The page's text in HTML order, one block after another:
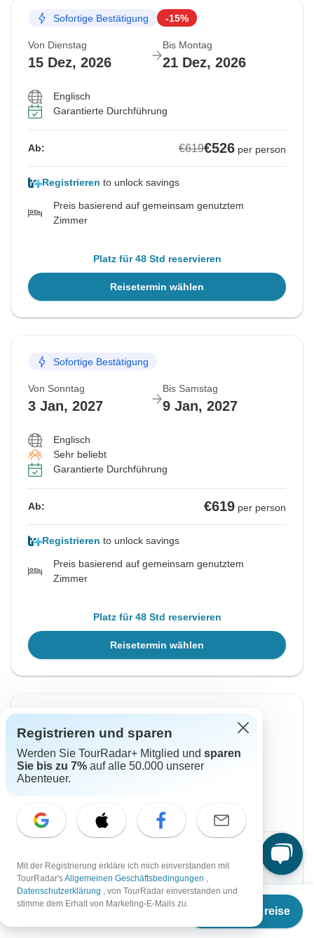
Ab€529
Termine & Preise
Sofortige Bestätigung -15%
Von Dienstag
15 Dez, 2026
Bis Montag
21 Dez, 2026
Englisch
Garantierte Durchführung
Ab: €619€526 per person
Registrieren to unlock savings
Preis basierend auf gemeinsam genutztem
Zimmer
Platz für 48 Std reservieren
Reisetermin wählen
Sofortige Bestätigung
Von Sonntag
3 Jan, 2027
Bis Samstag
9 Jan, 2027
Englisch
Sehr beliebt
Garantierte Durchführung
Ab: €619 per person
Registrieren to unlock savings
Preis basierend auf gemeinsam genutztem
Zimmer
Platz für 48 Std reservieren
Reisetermin wählen
Von Sonntag
10 Jan, 2027
Bis Samstag
16 Jan, 2027
Garantierte Durchführung
per person
Registrierento unlock savings
Preis basierend auf gemeinsam genutztem
Registrieren und sparen
Werden Sie TourRadar+ Mitglied und sparen
Sie bis zu 7% auf alle 50.000 unserer
Abenteuer.
Mit der Registrierung erkläre ich mich einverstanden mit
TourRadar'sAllgemeinen Geschäftsbedingungen ,
Datenschutzerklärung , von TourRadar einverstanden und
stimme dem Erhalt von Marketing-E-Mails zu.